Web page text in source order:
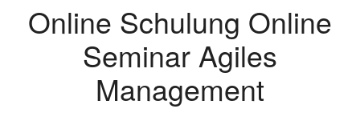
Online Schulung Online
Seminar Agiles
Management